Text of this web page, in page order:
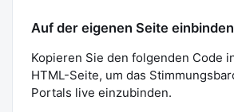
Auf der eigenen Seite einbinden
Kopieren Sie den folgenden Code
HTML-Seite, um das
Portals live einzubinden.